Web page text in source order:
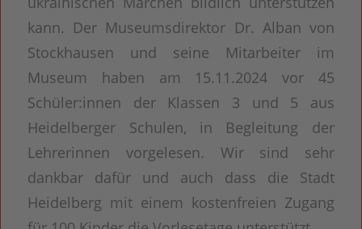
kann. Der Museumsdirektor Dr. Alban von
Stockhausen und seine Mitarbeiter im
Museum haben am 15.11.2024 vor 45
Schüler:innen der Klassen 3 und 5 aus
Heidelberger Schulen, in Begleitung der
Lehrerinnen vorgelesen. Wir sind sehr
dankbar dafür und auch dass die Stadt
Heidelberg mit einem kostenfreien Zugang